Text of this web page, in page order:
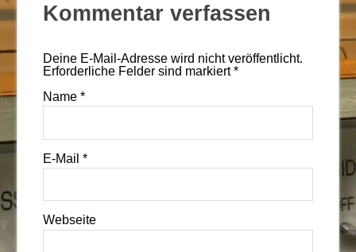
Kommentar verfassen
Deine E-Mail-Adresse wird nicht veröffentlicht.
Erforderliche Felder sind markiert*
Name *
E-Mail *
Webseite